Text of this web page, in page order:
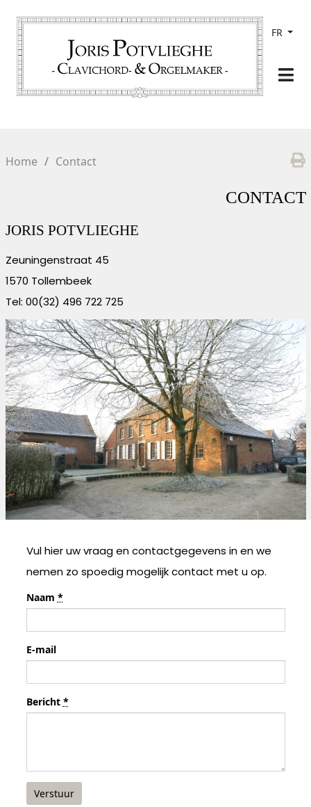
FR
Home Contact
CONTACT
JORIS POTVLIEGHE
Zeuningenstraat 45
1570 Tollembeek
Tel: 00(32) 496 722 725
Vul hier uw vraag en contactgegevens in en we
nemen zo spoedig mogelijk contact met u op.
Naam *
E-mail
Bericht *